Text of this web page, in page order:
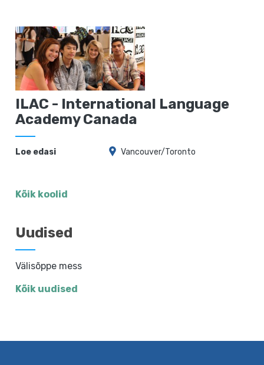
ILAC - International Language
Academy Canada
Loe edasi Vancouver/Toronto
Kõik koolid
Uudised
Välisõppe mess
Kõik uudised